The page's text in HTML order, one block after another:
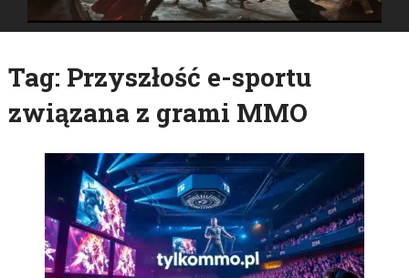
Tag: Przyszłość e-sportu
związana z grami MMO